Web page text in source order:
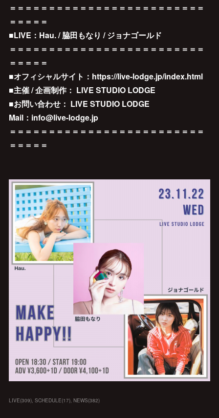
＝＝＝＝＝＝＝＝＝＝＝＝＝＝＝＝＝＝＝＝＝＝＝＝＝
＝＝＝＝＝
■LIVE：Hau. / 脇田もなり / ジョナゴールド
＝＝＝＝＝＝＝＝＝＝＝＝＝＝＝＝＝＝＝＝＝＝＝＝＝
＝＝＝＝＝
■オフィシャルサイト：https://live-lodge.jp/index.html
■主催 / 企画制作： LIVE STUDIO LODGE
■お問い合わせ： LIVE STUDIO LODGE
Mail：info@live-lodge.jp
＝＝＝＝＝＝＝＝＝＝＝＝＝＝＝＝＝＝＝＝＝＝＝＝＝
＝＝＝＝＝
LIVE(309) SCHEDULE(17) NEWS(382)